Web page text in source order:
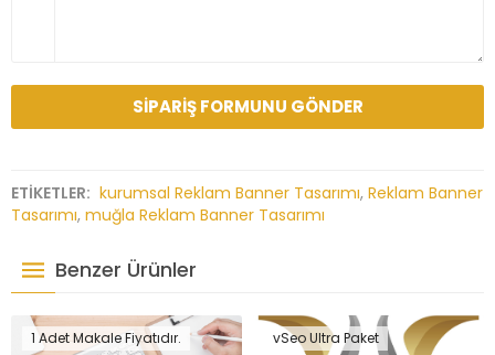
ETİKETLER: kurumsal Reklam Banner Tasarımı, Reklam Banner
Tasarımı, muğla Reklam Banner Tasarımı
Benzer Ürünler
1 Adet Makale Fiyatıdır. vSeo Ultra Paket